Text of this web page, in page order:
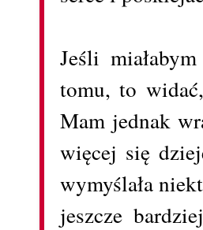
Jeśli
tomu, to
Mam jednak
więcej się
wymyślała
jeszcze